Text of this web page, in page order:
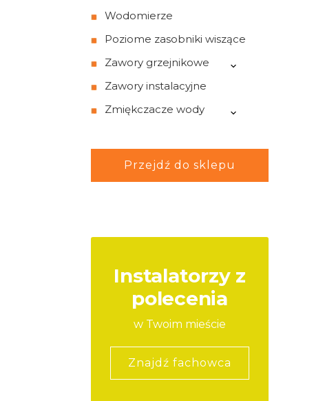
Wodomierze
Poziome zasobniki wiszące
Zawory grzejnikowe
Zawory instalacyjne
Zmiękczacze wody
Przejdź do sklepu
Instalatorzy z
polecenia
w Twoim mieście
Znajdź fachowca